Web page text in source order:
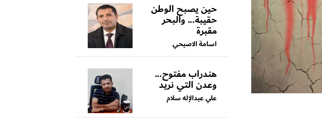
حين يصبح الوطن
حقيبة... والبحر
مقبرة
اسامة الاصبحي
هندراب مفتوح...
وعدن التي نريد
علي عبدالإله سلام